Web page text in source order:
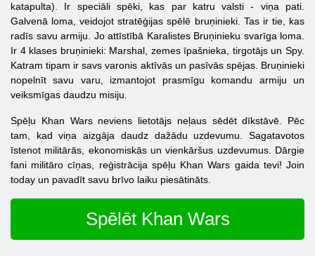
katapulta). Ir speciāli spēki, kas par katru valsti - viņa pati.
Galvenā loma, veidojot stratēģijas spēlē bruņinieki. Tas ir tie, kas
radīs savu armiju. Jo attīstībā Karalistes Bruņinieku svarīga loma.
Ir 4 klases bruņinieki: Marshal, zemes īpašnieka, tirgotājs un Spy.
Katram tipam ir savs varonis aktīvās un pasīvās spējas. Bruņinieki
nopelnīt savu varu, izmantojot prasmīgu komandu armiju un
veiksmīgas daudzu misiju.
Spēļu Khan Wars neviens lietotājs neļaus sēdēt dīkstāvē. Pēc
tam, kad viņa aizgāja daudz dažādu uzdevumu. Sagatavotos
īstenot militārās, ekonomiskās un vienkāršus uzdevumus. Dārgie
fani militāro cīņas, reģistrācija spēļu Khan Wars gaida tevi! Join
today un pavadīt savu brīvo laiku piesātināts.
Spēlēt Khan Wars